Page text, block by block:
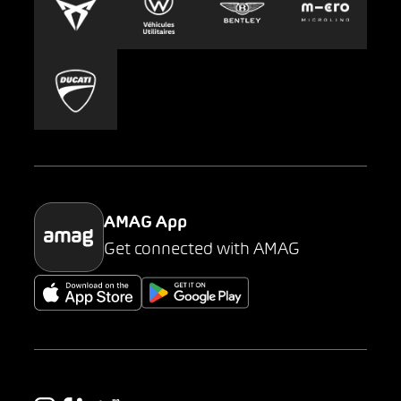
Carsharing
Mobility-as-a-Service
Parking
AMAG App
Get connected with AMAG